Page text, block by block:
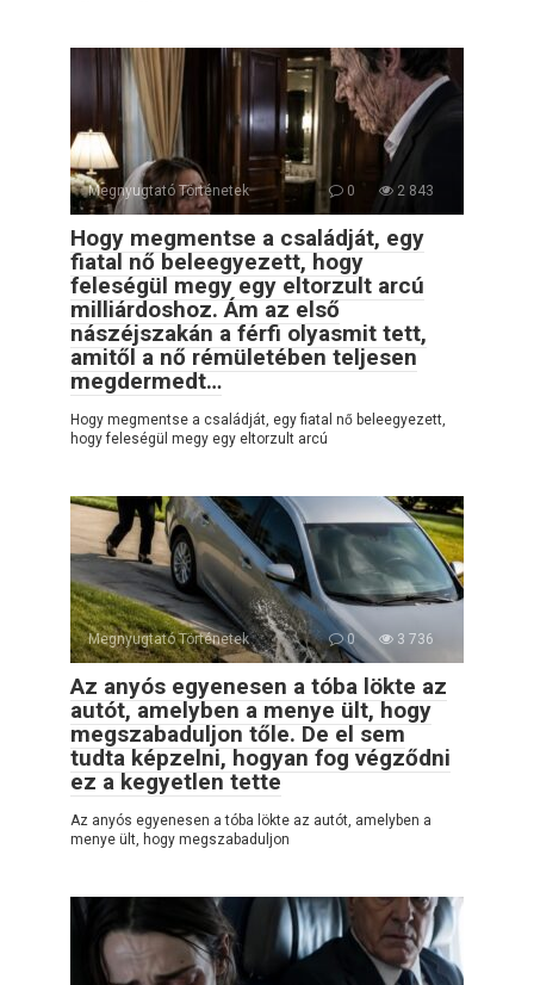
Megnyugtató Történetek 0 2 843
Hogy megmentse a családját, egy
fiatal nő beleegyezett, hogy
feleségül megy egy eltorzult arcú
milliárdoshoz. Ám az első
nászéjszakán a férfi olyasmit tett,
amitől a nő rémületében teljesen
megdermedt…
Hogy megmentse a családját, egy fiatal nő beleegyezett,
hogy feleségül megy egy eltorzult arcú
Megnyugtató Történetek 0 3 736
Az anyós egyenesen a tóba lökte az
autót, amelyben a menye ült, hogy
megszabaduljon tőle. De el sem
tudta képzelni, hogyan fog végződni
ez a kegyetlen tette
Az anyós egyenesen a tóba lökte az autót, amelyben a
menye ült, hogy megszabaduljon